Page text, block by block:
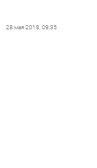
28 мая 2018, 09:35